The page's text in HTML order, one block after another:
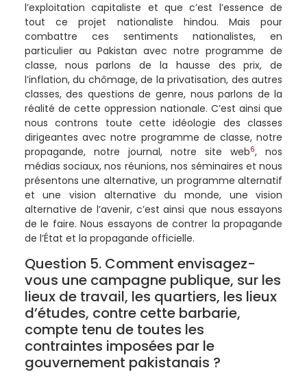
l’exploitation capitaliste et que c’est l’essence de
tout ce projet nationaliste hindou. Mais pour
combattre ces sentiments nationalistes, en
particulier au Pakistan avec notre programme de
classe, nous parlons de la hausse des prix, de
l’inflation, du chômage, de la privatisation, des autres
classes, des questions de genre, nous parlons de la
réalité de cette oppression nationale. C’est ainsi que
nous controns toute cette idéologie des classes
dirigeantes avec notre programme de classe, notre
propagande, notre journal, notre site web6, nos
médias sociaux, nos réunions, nos séminaires et nous
présentons une alternative, un programme alternatif
et une vision alternative du monde, une vision
alternative de l’avenir, c’est ainsi que nous essayons
de le faire. Nous essayons de contrer la propagande
de l’État et la propagande officielle.
Question 5. Comment envisagez-
vous une campagne publique, sur les
lieux de travail, les quartiers, les lieux
d’études, contre cette barbarie,
compte tenu de toutes les
contraintes imposées par le
gouvernement pakistanais ?